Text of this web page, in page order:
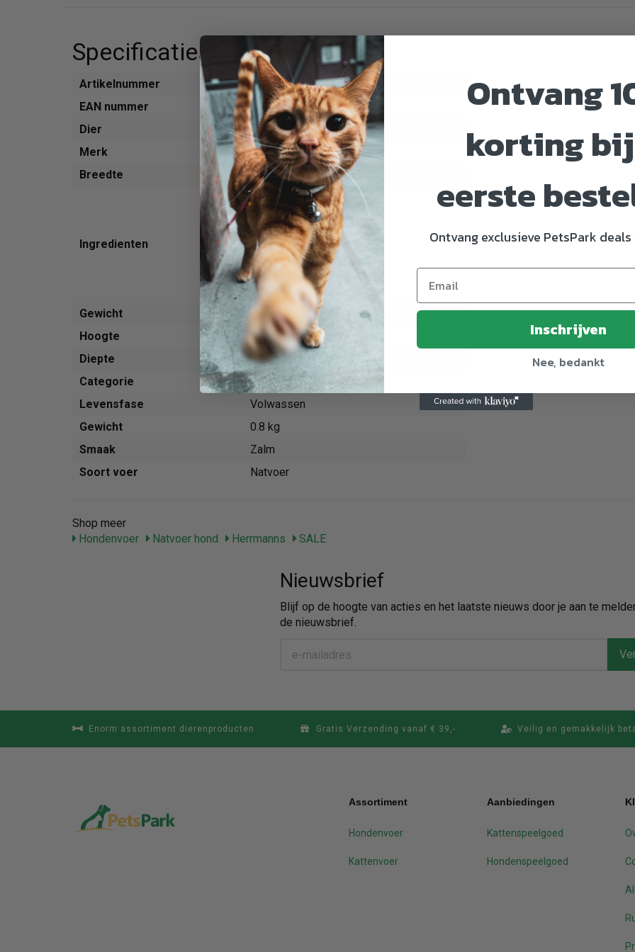
Specificaties
Artikelnummer
531066
EAN nummer
4047459009877
Dier
Hond
Merk
Herrmanns
Breedte
100 mm
Ingredienten
50% zalm
aardappel *
6% abrikoos *
chiazaad *
levertraan *
lijnolie * - * biologisch
50% biologisch.
Gewicht
800 g
Hoogte
119 mm
Diepte
100 mm
Categorie
Voer
Levensfase
Volwassen
Gewicht
0.8 kg
Smaak
Zalm
Soort voer
Natvoer
Shop meer
Hondenvoer
Natvoer hond Herrmanns SALE
Nieuwsbrief
Blijf op de hoogte van acties en het laatste nieuws door je aan te
de nieuwsbrief.
Enorm assortiment dierenproducten Gratis Verzending vanaf € 39,- Veilig en gemakkelijk
Assortiment
Hondenvoer
Kattenvoer
Aanbiedingen
Kattenspeelgoed
Hondenspeelgoed
Ontvang
korting
eerste
Ontvang exclusieve PetsPark
Inschrijven
Nee, bedankt